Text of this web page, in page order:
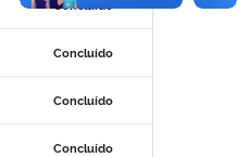
Concluído
Concluído
Concluído
Concluído